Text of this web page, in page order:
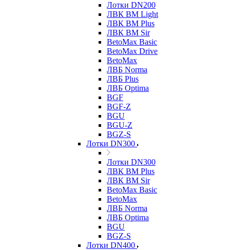
Лотки DN200
ЛВК ВМ Light
ЛВК ВМ Plus
ЛВК ВМ Sir
BetoMax Basic
BetoMax Drive
BetoMax
ЛВБ Norma
ЛВБ Plus
ЛВБ Optima
BGF
BGF-Z
BGU
BGU-Z
BGZ-S
Лотки DN300
Лотки DN300
ЛВК ВМ Plus
ЛВК ВМ Sir
BetoMax Basic
BetoMax
ЛВБ Norma
ЛВБ Optima
BGU
BGZ-S
Лотки DN400